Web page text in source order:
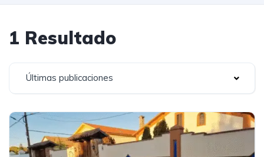
1 Resultado
Últimas publicaciones